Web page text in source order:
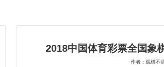
2018中国体育彩票全国象
作者：观棋不